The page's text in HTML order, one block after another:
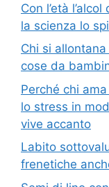
Con l’età
la scienza lo
Chi si
cose da
Perché chi
lo stress in
vive accanto
Labito
frenetiche